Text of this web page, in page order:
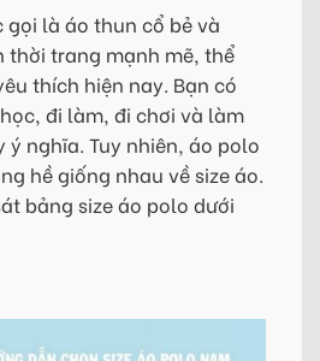
gọi là áo thun cổ bẻ và
thời trang mạnh mẽ, thể
thích hiện nay. Bạn có
đi làm, đi chơi và làm
ý nghĩa. Tuy nhiên, áo polo
hề giống nhau về size áo.
bảng size áo polo dưới